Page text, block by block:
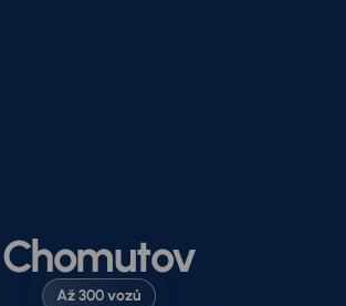
Chomutov
Až 300 vozů